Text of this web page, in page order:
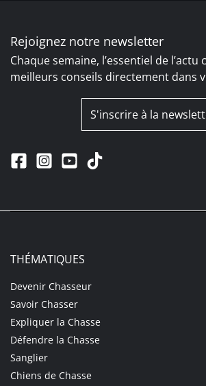
Rejoignez notre newsletter
Chaque semaine, l’essentiel de l’actu
meilleurs conseils directement dans
S'inscrire à la
THÉMATIQUES
Devenir Chasseur
Savoir Chasser
Expliquer la Chasse
Défendre la Chasse
Sanglier
Chiens de Chasse